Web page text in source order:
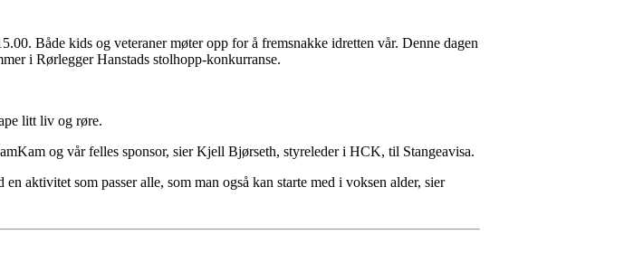
Både kids og veteraner møter opp for å fremsnakke idretten vår. Denne dagen
i Rørlegger Hanstads stolhopp-konkurranse.
litt liv og røre.
og vår felles sponsor, sier Kjell Bjørseth, styreleder i HCK, til Stangeavisa.
aktivitet som passer alle, som man også kan starte med i voksen alder, sier